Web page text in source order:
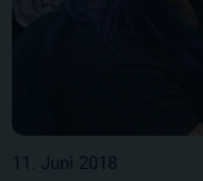
11. Juni 2018